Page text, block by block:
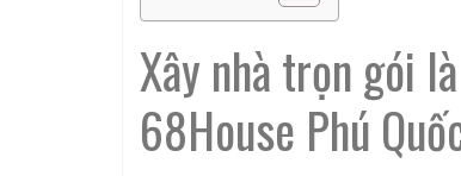
Xây nhà trọn gói
68House Phú